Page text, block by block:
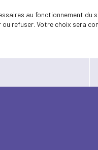
au fonctionnement
Votre choix sera